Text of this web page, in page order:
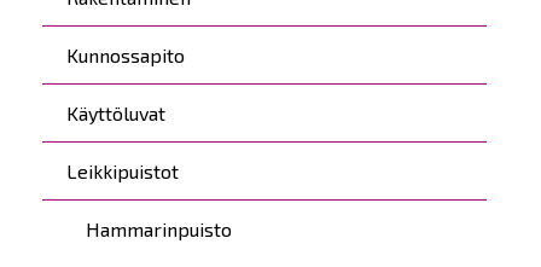
Kunnossapito
Käyttöluvat
Leikkipuistot
Hammarinpuisto